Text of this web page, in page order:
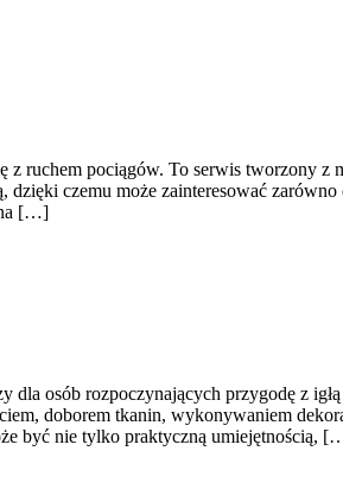
ruchem pociągów. To serwis tworzony z
czemu może zainteresować
[…]
dla osób rozpoczynających przygodę z
doborem tkanin, wykonywaniem
być nie tylko praktyczną umiejętnością,